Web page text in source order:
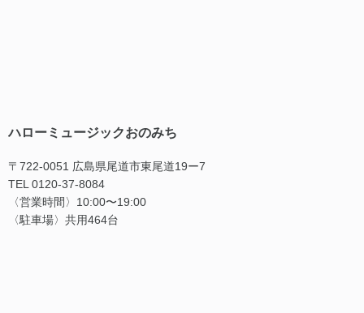
ハローミュージックおのみち
〒722-0051 広島県尾道市東尾道19ー7
TEL 0120-37-8084
〈営業時間〉10:00〜19:00
〈駐車場〉共用464台